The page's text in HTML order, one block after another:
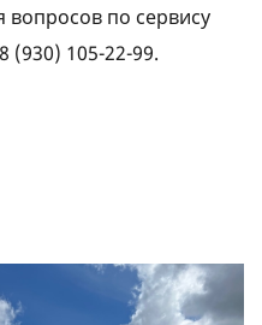
по сервису
8 (930) 105-22-99.